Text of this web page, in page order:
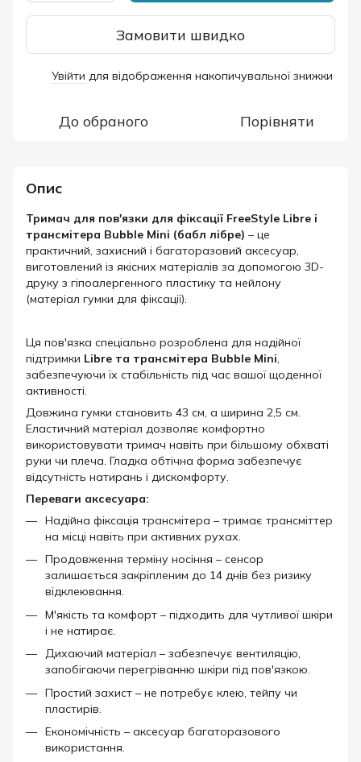
Замовити швидко
Увійти для відображення накопичувальної знижки
До обраного Порівняти
Опис
Тримач для пов'язки для фіксації FreeStyle Libre і
трансмітера Bubble Mini (бабл лібре) – це
практичний, захисний і багаторазовий аксесуар,
виготовлений із якісних матеріалів за допомогою 3D-
друку з гіпоалергенного пластику та нейлону
(матеріал гумки для фіксації).
Ця пов'язка спеціально розроблена для надійної
підтримки Libre та трансмітера Bubble Mini,
забезпечуючи їх стабільність під час вашої щоденної
активності.
Довжина гумки становить 43 см, а ширина 2,5 см.
Еластичний матеріал дозволяє комфортно
використовувати тримач навіть при більшому обхваті
руки чи плеча. Гладка обтічна форма забезпечує
відсутність натирань і дискомфорту.
Переваги аксесуара:
Надійна фіксація трансмітера – тримає трансміттер
на місці навіть при активних рухах.
Продовження терміну носіння – сенсор
залишається закріпленим до 14 днів без ризику
відклеювання.
М'якість та комфорт – підходить для чутливої шкіри
і не натирає.
Дихаючий матеріал – забезпечує вентиляцію,
запобігаючи перегріванню шкіри під пов'язкою.
Простий захист – не потребує клею, тейпу чи
пластирів.
Економічність – аксесуар багаторазового
використання.